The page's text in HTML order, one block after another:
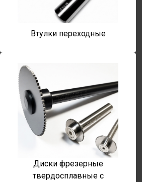
Втулки переходные
Диски фрезерные
твердосплавные с